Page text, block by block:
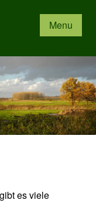
Menu
es viele